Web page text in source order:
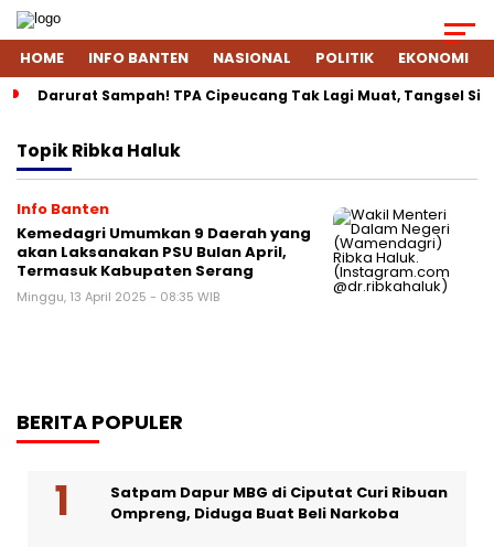
HOME INFO BANTEN NASIONAL POLITIK EKONOMI
Darurat Sampah! TPA Cipeucang Tak Lagi Muat, Tangsel
TopikRibka Haluk
Info Banten
Kemedagri Umumkan 9 Daerah yang
akan Laksanakan PSU Bulan April,
Termasuk Kabupaten Serang
Minggu, 13 April 2025 - 08:35 WIB
BERITA POPULER
Satpam Dapur MBG di Ciputat Curi Ribuan
Ompreng, Diduga Buat Beli Narkoba